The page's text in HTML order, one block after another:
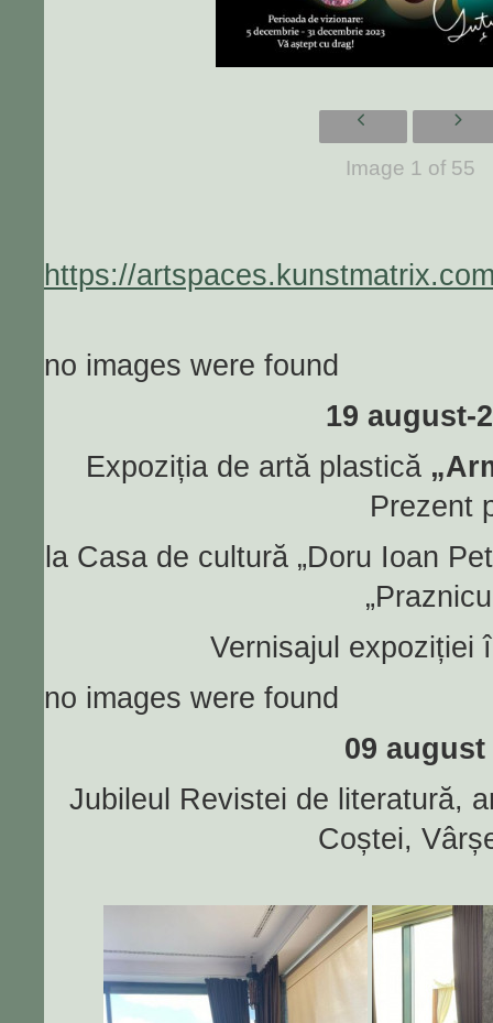
Image 1 of 55
https://
no images were found
19 august-
Expoziția de artă plastică
Prezent
la Casa de cultură „Doru Ioan
Vernisajul expoziției
no images were found
09 august
Jubileul Revistei de literatură,
Coștei,